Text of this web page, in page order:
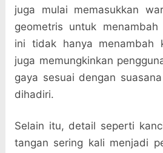
juga mulai memasukkan
geometris untuk
ini tidak hanya menambah
juga memungkinkan
gaya sesuai dengan
dihadiri.
Selain itu, detail seperti
tangan sering kali menjadi